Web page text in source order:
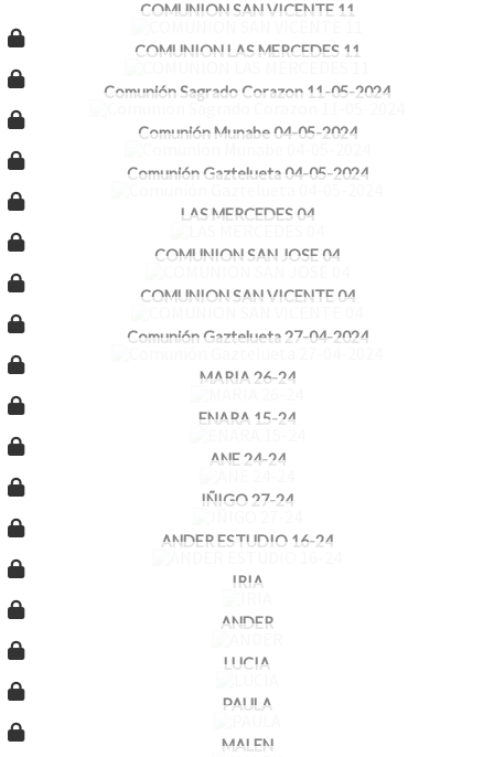
COMUNION SAN VICENTE 11
COMUNION LAS MERCEDES 11
Comunión Sagrado Corazon 11-05-2024
Comunión Munabe 04-05-2024
Comunión Gaztelueta 04-05-2024
LAS MERCEDES 04
COMUNION SAN JOSE 04
COMUNION SAN VICENTE 04
Comunión Gaztelueta 27-04-2024
MARIA 26-24
ENARA 15-24
ANE 24-24
IÑIGO 27-24
ANDER ESTUDIO 16-24
IRIA
ANDER
LUCIA
PAULA
MALEN